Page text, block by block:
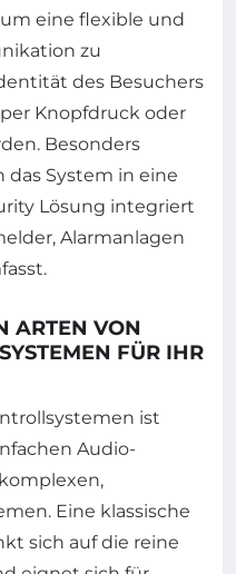
eine flexible und
zu
des Besuchers
Knopfdruck oder
Besonders
das System in eine
Lösung integriert
Alarmanlagen
ARTEN VON
FÜR IHR
ist
Audio-
Eine klassische
sich auf die reine